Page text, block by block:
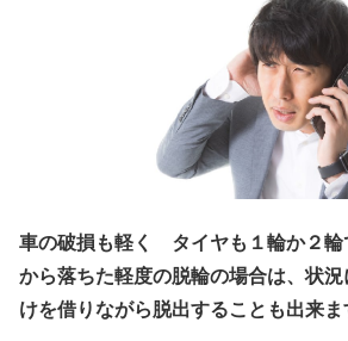
車の破損も軽く タイヤも１輪か２輪
から落ちた軽度の脱輪の場合は、状
けを借りながら脱出することも出来ま